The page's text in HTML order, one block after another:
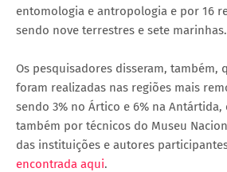
entomologia e antropologia e por 16
sendo nove terrestres e sete marinhas.
Os pesquisadores disseram, também,
foram realizadas nas regiões mais
sendo 3% no Ártico e 6% na
também por técnicos do Museu
das instituições e autores
encontrada aqui.